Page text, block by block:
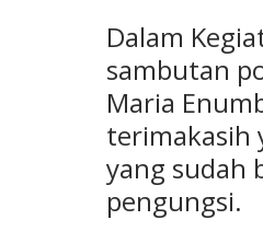
Dalam
sambutan
Maria
terimakasih
yang sudah
pengungsi.